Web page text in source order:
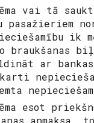
vai tā
pasažieriem
ik
braukšanas
ar
nepieciešamā
esot
apmaksa,